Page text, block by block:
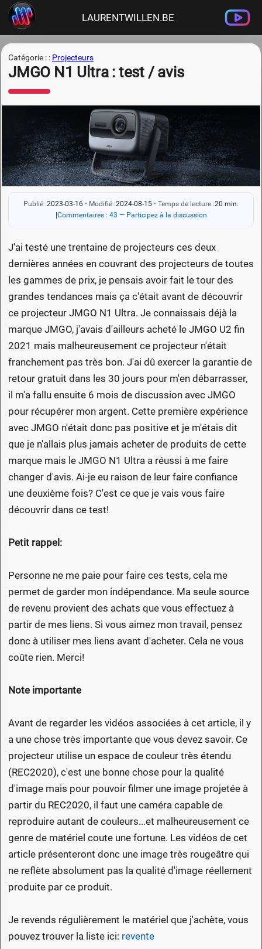
LAURENTWILLEN.BE
Catégorie : : Projecteurs
JMGO N1 Ultra : test / avis
Publié :2023-03-16 • Modifié :2024-08-15 • Temps de lecture :20 min.
Commentaires : 43 — Participez à la discussion
J'ai testé une trentaine de projecteurs ces deux
dernières années en couvrant des projecteurs de toutes
les gammes de prix, je pensais avoir fait le tour des
grandes tendances mais ça c'était avant de découvrir
ce projecteur JMGO N1 Ultra. Je connaissais déjà la
marque JMGO, j'avais d'ailleurs acheté le JMGO U2 fin
2021 mais malheureusement ce projecteur n'était
franchement pas très bon. J'ai dû exercer la garantie de
retour gratuit dans les 30 jours pour m'en débarrasser,
il m'a fallu ensuite 6 mois de discussion avec JMGO
pour récupérer mon argent. Cette première expérience
avec JMGO n'était donc pas positive et je m'étais dit
que je n'allais plus jamais acheter de produits de cette
marque mais le JMGO N1 Ultra a réussi à me faire
changer d'avis. Ai-je eu raison de leur faire confiance
une deuxième fois? C'est ce que je vais vous faire
découvrir dans ce test!
Petit rappel:
Personne ne me paie pour faire ces tests, cela me
permet de garder mon indépendance. Ma seule source
de revenu provient des achats que vous effectuez à
partir de mes liens. Si vous aimez mon travail, pensez
donc à utiliser mes liens avant d'acheter. Cela ne vous
coûte rien. Merci!
Note importante
Avant de regarder les vidéos associées à cet article, il y
a une chose très importante que vous devez savoir. Ce
projecteur utilise un espace de couleur très étendu
(REC2020), c'est une bonne chose pour la qualité
d'image mais pour pouvoir filmer une image projetée à
partir du REC2020, il faut une caméra capable de
reproduire autant de couleurs...et malheureusement ce
genre de matériel coute une fortune. Les vidéos de cet
article présenteront donc une image très rougeâtre qui
ne reflète absolument pas la qualité d'image réellement
produite par ce produit.
Je revends régulièrement le matériel que j'achète, vous
pouvez trouver la liste ici: revente